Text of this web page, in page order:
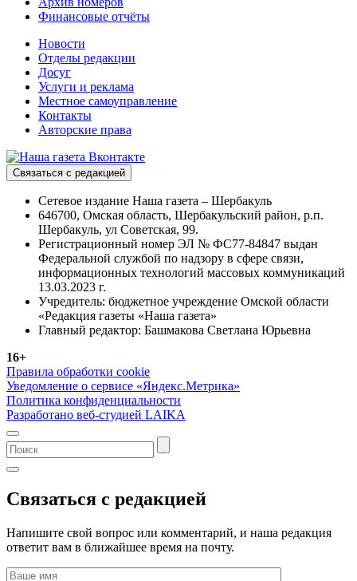
Финансовые отчёты
Новости
Отделы редакции
Досуг
Услуги и реклама
Местное самоуправление
Контакты
Авторские права
Связаться с редакцией
Сетевое издание Наша газета – Шербакуль
646700, Омская область, Шербакульский район, р.п.
Шербакуль, ул Советская, 99.
Регистрационный номер ЭЛ № ФС77-84847 выдан
Федеральной службой по надзору в сфере связи,
информационных технологий массовых коммуникаций
13.03.2023 г.
Учредитель: бюджетное учреждение Омской области
«Редакция газеты «Наша газета»
Главный редактор: Башмакова Светлана Юрьевна
16+
Правила обработки cookie
Уведомление о сервисе «Яндекс.Метрика»
Политика конфиденциальности
Разработано веб-студией LAIKA
Связаться с редакцией
Напишите свой вопрос или комментарий, и наша редакция
ответит вам в ближайшее время на почту.